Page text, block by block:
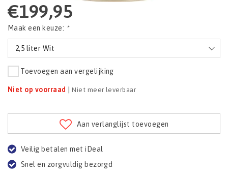
€199,95
Maak een keuze: *
2,5 liter Wit
Toevoegen aan vergelijking
Niet op voorraad |Niet meer leverbaar
Aan verlanglijst toevoegen
Veilig betalen met iDeal
Snel en zorgvuldig bezorgd